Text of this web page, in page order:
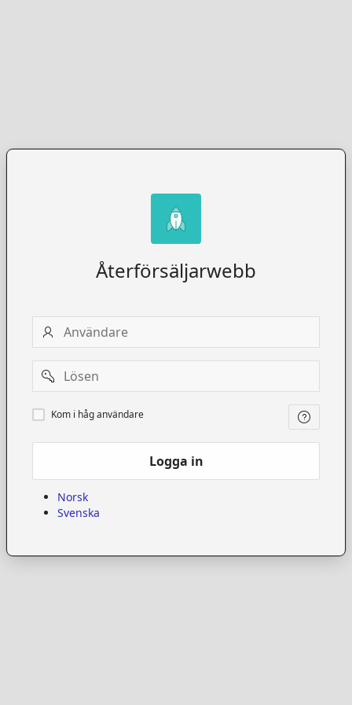
Återförsäljarwebb
Användare
Password
Kom
i
Kom i håg användare
Logga in
Norsk
Svenska